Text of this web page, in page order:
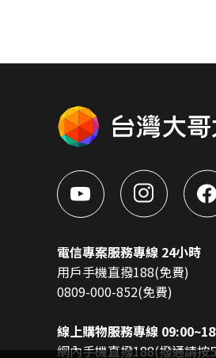
電信專案服務專線 24小時
用戶手機直撥188(免費)
0809-000-852(免費)
線上購物服務專線
網內手機直撥188(撥通請按